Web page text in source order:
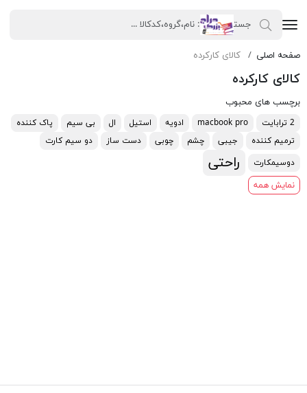
صفحه اصلی کالای کارکرده
کالای کارکرده
برچسب های محبوب
2 ترابایت macbook pro ادویه استیل ال بی سیم
پاک کننده
ترمیم کننده
جیبی چشم چوبی دست ساز
دو سیم کارت
دوسیمکارت
راحتی
نمایش همه